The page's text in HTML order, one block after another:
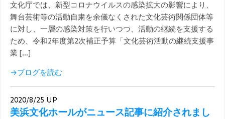
文化庁では、新型コロナウイルスの感染拡大の影響により、
舞台芸術等の活動自粛を余儀なくされた文化芸術関係団体等
に対し、一層の感染対策を行いつつ、活動の継続を支援する
ため、令和2年度第2次補正予算「文化芸術活動の継続支援事
業 […]
→ブログを読む
2020/8/25 UP
美浜文化ホールがニュース記事に紹介されまし